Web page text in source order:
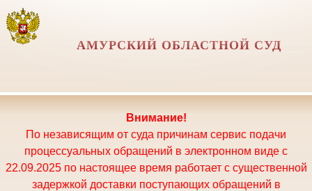
АМУРСКИЙ ОБЛАСТНОЙ СУД
Внимание!
По независящим от суда причинам сервис подачи
процессуальных обращений в электронном виде с
22.09.2025 по настоящее время работает с существенной
задержкой доставки поступающих обращений в